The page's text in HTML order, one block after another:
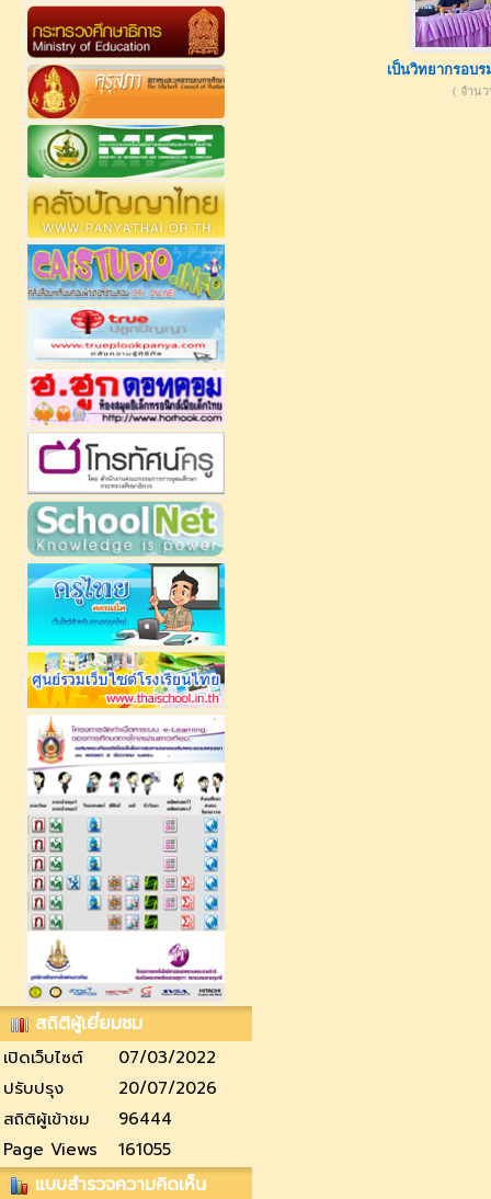
สถิติผู้เยี่ยมชม
เปิดเว็บไซต์
07/03/2022
ปรับปรุง
20/07/2026
สถิติผู้เข้าชม
96444
Page Views
161055
แบบสำรวจความคิดเห็น
เป็นวิทยากรอบ
( จำนว